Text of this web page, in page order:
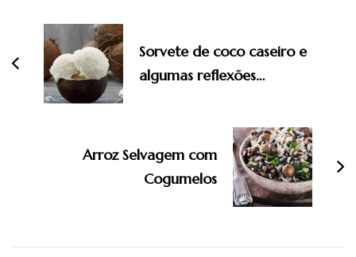
post
Sorvete de coco caseiro e
algumas reflexões…
Arroz Selvagem com
Cogumelos